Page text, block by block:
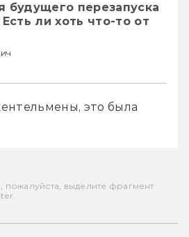
будущего перезапуска
ли хоть что-то от
это была
пожалуйста, выделите фрагмент